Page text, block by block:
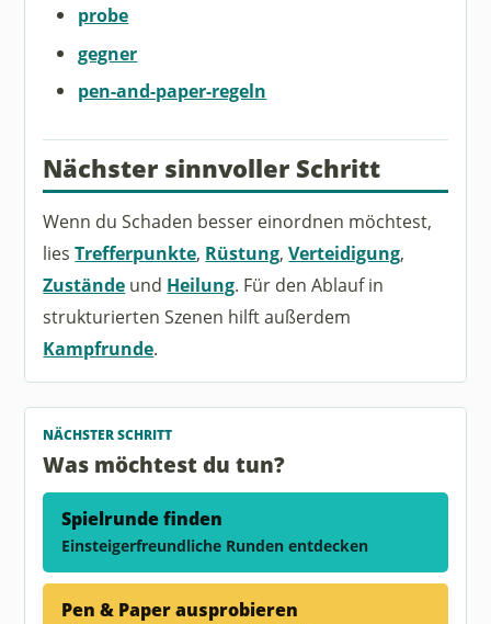
probe
gegner
pen-and-paper-regeln
Nächster sinnvoller Schritt
Wenn du Schaden besser einordnen möchtest,
liesTrefferpunkte, Rüstung,Verteidigung,
Zustände und Heilung. Für den Ablauf in
strukturierten Szenen hilft außerdem
Kampfrunde.
NÄCHSTER SCHRITT
Was möchtest du tun?
Spielrunde finden
Einsteigerfreundliche Runden entdecken
Pen & Paper ausprobieren